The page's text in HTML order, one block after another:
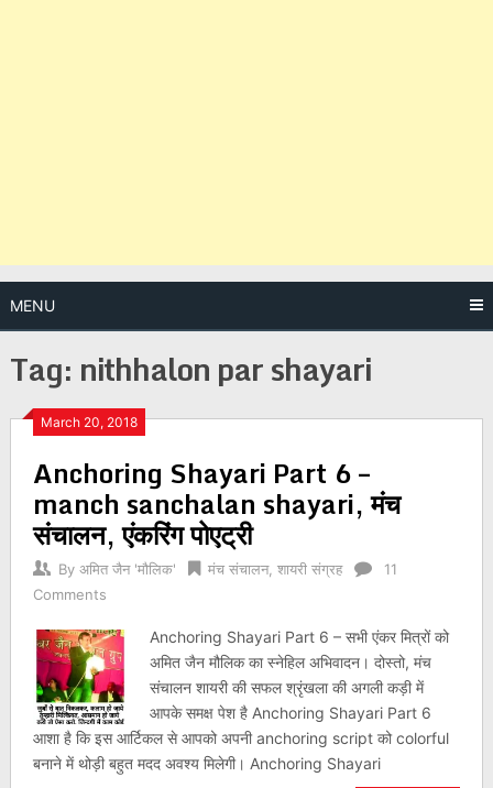
MENU
Tag: nithhalon par shayari
March 20, 2018
Anchoring Shayari Part 6 –
manch sanchalan shayari, मंच
संचालन, एंकरिंग पोएट्री
By अमित जैन 'मौलिक' मंच संचालन, शायरी संग्रह
11
Comments
Anchoring Shayari Part 6 – सभी एंकर मित्रों को
अमित जैन मौलिक का स्नेहिल अभिवादन। दोस्तो, मंच
संचालन शायरी की सफल श्रृंखला की अगली कड़ी में
आपके समक्ष पेश है Anchoring Shayari Part 6
आशा है कि इस आर्टिकल से आपको अपनी anchoring script को colorful
बनाने में थोड़ी बहुत मदद अवश्य मिलेगी। Anchoring Shayari
Posts
navigation